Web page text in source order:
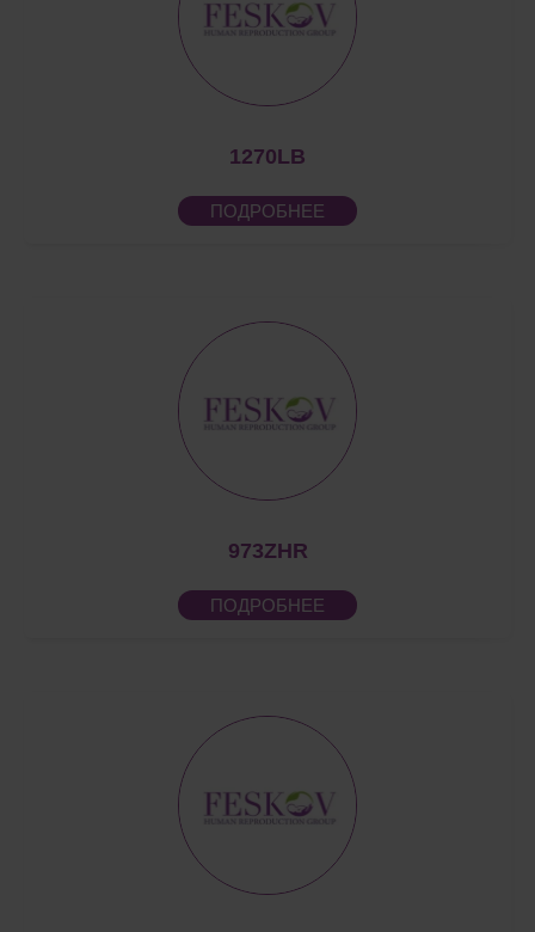
1270LB
ПОДРОБНЕЕ
973ZHR
ПОДРОБНЕЕ